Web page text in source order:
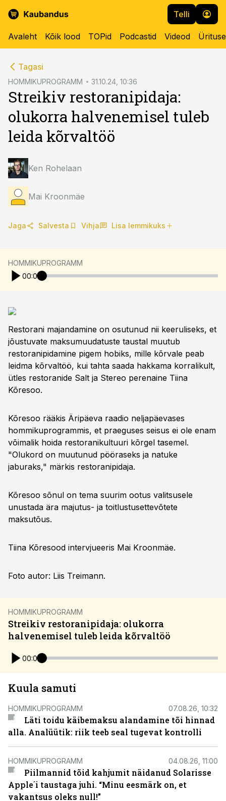
Telli
Avaleht Kõik lood TOPid Podcastid Videod
Tagasi
HOMMIKUPROGRAMM 31.10.24, 10:36
Streikiv restoranipidaja:
olukorra halvenemisel tuleb
leida kõrvaltöö
Ken Rohelaan
Mai Kroonmäe
Jaga Salvesta Vihja Lisa lemmikuks
HOMMIKUPROGRAMM
00:00
Restorani majandamine on osutunud nii keeruliseks, et
jõustuvate maksumuudatuste taustal muutub
restoranipidamine pigem hobiks, mille kõrvale peab
leidma kõrvaltöö, kui tahta saada hakkama korralikult,
ütles restoranide Salt ja Stereo perenaine Tiina
Kõresoo.
Kõresoo rääkis Äripäeva raadio neljapäevases
hommikuprogrammis, et praeguses seisus ei ole enam
võimalik hoida restoranikultuuri kõrgel tasemel.
"Olukord on muutunud pööraseks ja natuke
jaburaks," märkis restoranipidaja.
Kõresoo sõnul on tema suurim ootus valitsusele
unustada ära majutus- ja toitlustusettevõtete
maksutõus.
Tiina Kõresood intervjueeris Mai Kroonmäe.
Foto autor: Liis Treimann.
HOMMIKUPROGRAMM
Streikiv restoranipidaja: olukorra
halvenemisel tuleb leida kõrvaltöö
00:00
Kuula samuti
HOMMIKUPROGRAMM 07.08.26, 10:32
Läti toidu käibemaksu alandamine tõi hinnad
alla. Analüütik: riik teeb seal tugevat kontrolli
HOMMIKUPROGRAMM 04.08.26, 11:00
Piilmannid tõid kahjumit näidanud Solarisse
Apple´i taustaga juhi. “Minu eesmärk on, et
vakantsus oleks null!”